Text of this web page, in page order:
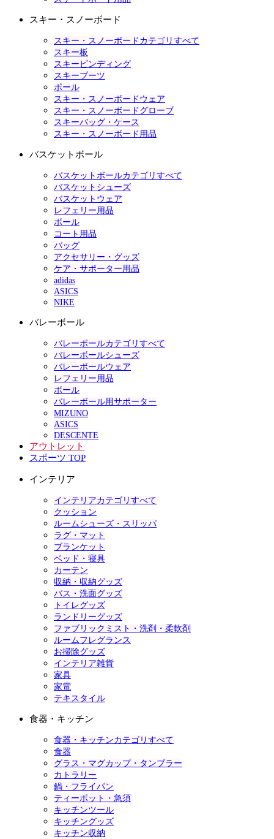
スキー・スノーボード
スキー・スノーボードカテゴリすべて
スキー板
スキービンディング
スキーブーツ
ポール
スキー・スノーボードウェア
スキー・スノーボードグローブ
スキーバッグ・ケース
スキー・スノーボード用品
バスケットボール
バスケットボールカテゴリすべて
バスケットシューズ
バスケットウェア
レフェリー用品
ボール
コート用品
バッグ
アクセサリー・グッズ
ケア・サポーター用品
adidas
ASICS
NIKE
バレーボール
バレーボールカテゴリすべて
バレーボールシューズ
バレーボールウェア
レフェリー用品
ボール
バレーボール用サポーター
MIZUNO
ASICS
DESCENTE
アウトレット
スポーツ TOP
インテリア
インテリアカテゴリすべて
クッション
ルームシューズ・スリッパ
ラグ・マット
ブランケット
ベッド・寝具
カーテン
収納・収納グッズ
バス・洗面グッズ
トイレグッズ
ランドリーグッズ
ファブリックミスト・洗剤・柔軟剤
ルームフレグランス
お掃除グッズ
インテリア雑貨
家具
家電
テキスタイル
食器・キッチン
食器・キッチンカテゴリすべて
食器
グラス・マグカップ・タンブラー
カトラリー
鍋・フライパン
ティーポット・急須
キッチンツール
キッチングッズ
キッチン収納